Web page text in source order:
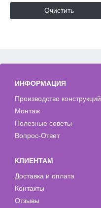
Очистить
ИНФОРМАЦИЯ
Производство конструкций
Монтаж
Полезные советы
Вопрос-Ответ
КЛИЕНТАМ
Доставка и оплата
Контакты
Отзывы